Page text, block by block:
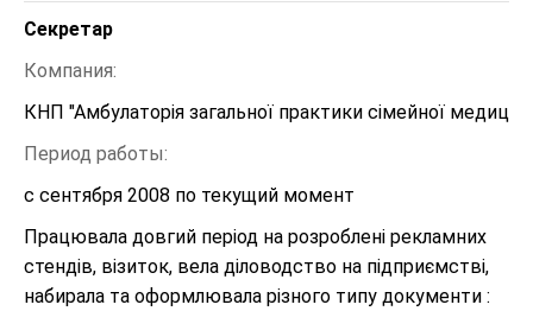
Секретар
Компания:
КНП "Амбулаторія загальної практики сімейної медиц
Период работы:
с сентября 2008 по текущий момент
Працювала довгий період на розроблені рекламних
стендів, візиток, вела діловодство на підприємстві,
набирала та оформлювала різного типу документи :